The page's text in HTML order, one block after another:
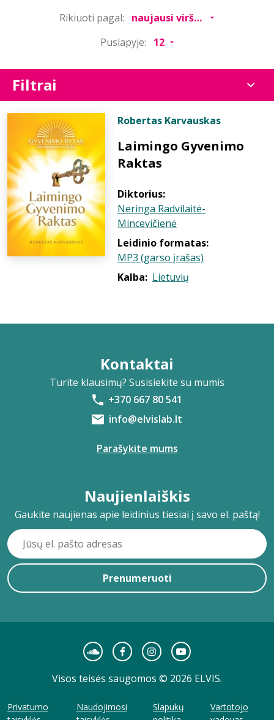
Rikiuoti pagal:
Puslapyje:
Filtrai
Robertas Karvauskas
Laimingo Gyvenimo
Raktas
Diktorius:
Neringa Radvilaitė-
Mincevičienė
Leidinio formatas:
MP3 (garso įrašas)
Kalba: Lietuvių
Kontaktai
Turite klausimų? Susisiekite su mumis
+370 667 80 541
info@elvislab.lt
Parašykite mums
Naujienlaiškis
Gaukite naujienas apie leidinius tiesiai į savo el. paštą!
Prenumeruoti
Visos teisės saugomos © 2026 ELVIS.
Privatumo
Naudojimosi
Slapukų
Vartotojo